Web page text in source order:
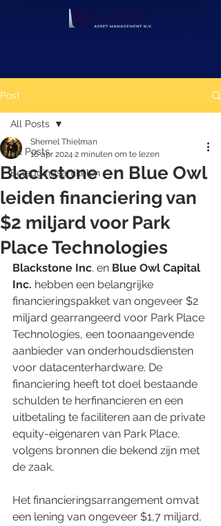
Post
All Posts
Beleggingsartikelen
All Posts
Blackstone en Blue Owl
leiden financiering van
$2 miljard voor Park
Place Technologies
Shernel Thielman
16 apr 2024 2 minuten om te lezen
Blackstone Inc. en Blue Owl Capital
Inc. hebben een belangrijke
financieringspakket van ongeveer $2
miljard gearrangeerd voor Park Place
Technologies, een toonaangevende
aanbieder van onderhoudsdiensten
voor datacenterhardware. De
financiering heeft tot doel bestaande
schulden te herfinancieren en een
uitbetaling te faciliteren aan de private
equity-eigenaren van Park Place,
volgens bronnen die bekend zijn met
de zaak.
Het financieringsarrangement omvat
een lening van ongeveer $1,7 miljard,